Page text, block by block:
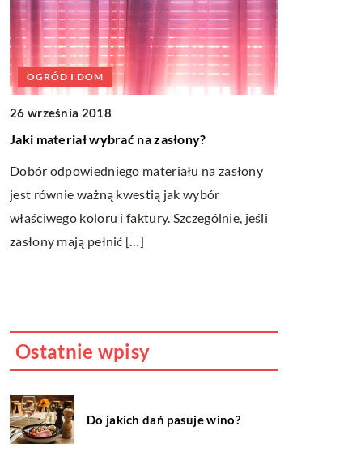
OGRÓD I DOM
26 września 2018
Jaki materiał wybrać na zasłony?
Dobór odpowiedniego materiału na zasłony
jest równie ważną kwestią jak wybór
właściwego koloru i faktury. Szczególnie, jeśli
zasłony mają pełnić […]
Ostatnie wpisy
Do jakich dań pasuje wino?